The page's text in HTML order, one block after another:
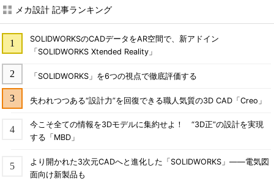
メカ設計 記事ランキング
SOLIDWORKSのCADデータをAR空間で、新アドイン
「SOLIDWORKS Xtended Reality」
「SOLIDWORKS」を6つの視点で徹底評価する
失われつつある“設計力”を回復できる職人気質の3D CAD「Creo」
今こそ全ての情報を3Dモデルに集約せよ！ “3D正”の設計を実現
する「MBD」
より開かれた3次元CADへと進化した「SOLIDWORKS」――電気図
面向け新製品も